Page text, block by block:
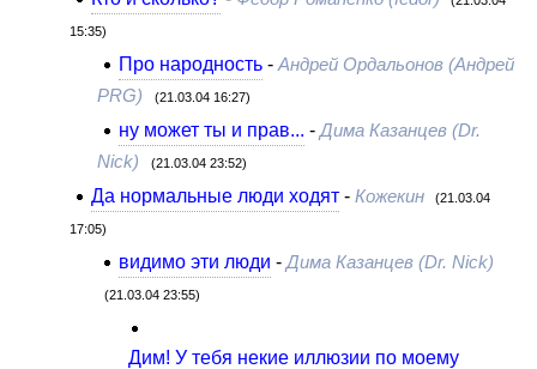
15:35)
Про народность- Андрей Ордальонов (Андрей
PRG)
(21.03.04 16:27)
ну может ты и прав... - Дима Казанцев (Dr.
Nick)
(21.03.04 23:52)
Да нормальные люди ходят- Кожекин (21.03.04
17:05)
видимо эти люди - Дима Казанцев (Dr. Nick)
(21.03.04 23:55)
Дим! У тебя некие иллюзии по моему